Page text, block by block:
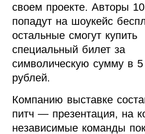
своем проекте. Авторы
попадут на шоукейс
остальные смогут купить
специальный билет за
символическую сумму в
рублей.
Компанию выставке
питч — презентация, на
независимые команды